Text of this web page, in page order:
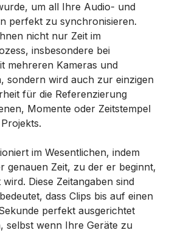
um all Ihre Audio- und
perfekt zu synchronisieren.
nicht nur Zeit im
insbesondere bei
mehreren Kameras und
sondern wird auch zur einzigen
für die Referenzierung
Momente oder Zeitstempel
im Wesentlichen, indem
genauen Zeit, zu der er beginnt,
Diese Zeitangaben sind
dass Clips bis auf einen
perfekt ausgerichtet
selbst wenn Ihre Geräte zu